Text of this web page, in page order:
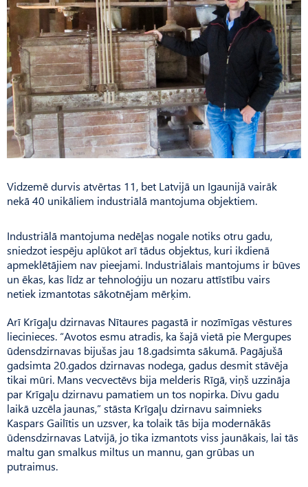
Vidzemē durvis atvērtas 11, bet Latvijā un Igaunijā vairāk
nekā 40 unikāliem industriālā mantojuma objektiem.
Industriālā mantojuma nedēļas nogale notiks otru gadu,
sniedzot iespēju aplūkot arī tādus objektus, kuri ikdienā
apmeklētājiem nav pieejami. Industriālais mantojums ir būves
un ēkas, kas līdz ar tehnoloģiju un nozaru attīstību vairs
netiek izmantotas sākotnējam mērķim.
Arī Krīgaļu dzirnavas Nītaures pagastā ir nozīmīgas vēstures
liecinieces. “Avotos esmu atradis, ka šajā vietā pie Mergupes
ūdensdzirnavas bijušas jau 18.gadsimta sākumā. Pagājušā
gadsimta 20.gados dzirnavas nodega, gadus desmit stāvēja
tikai mūri. Mans vecvectēvs bija melderis Rīgā, viņš uzzināja
par Krīgaļu dzirnavu pamatiem un tos nopirka. Divu gadu
laikā uzcēla jaunas,” stāsta Krīgaļu dzirnavu saimnieks
Kaspars Gailītis un uzsver, ka tolaik tās bija modernākās
ūdensdzirnavas Latvijā, jo tika izmantots viss jaunākais, lai tās
maltu gan smalkus miltus un mannu, gan grūbas un
putraimus.